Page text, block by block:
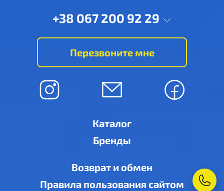
+38 067 200 92 29
Перезвоните мне
Каталог
Бренды
Возврат и обмен
Правила пользования сайтом